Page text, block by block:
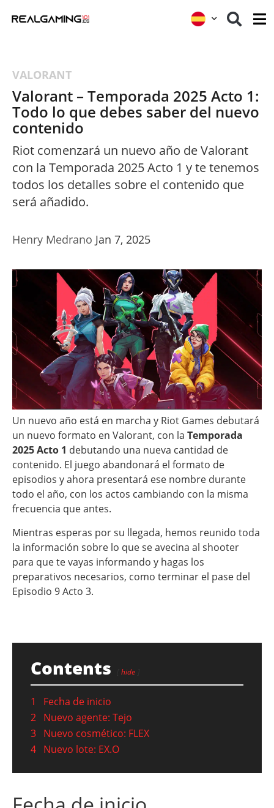
VALORANT
Valorant – Temporada 2025 Acto 1:
Todo lo que debes saber del nuevo
contenido
Riot comenzará un nuevo año de Valorant
con la Temporada 2025 Acto 1 y te tenemos
todos los detalles sobre el contenido que
será añadido.
Henry Medrano Jan 7, 2025
Un nuevo año está en marcha y Riot Games debutará
un nuevo formato en Valorant, con la Temporada
2025 Acto 1 debutando una nueva cantidad de
contenido. El juego abandonará el formato de
episodios y ahora presentará ese nombre durante
todo el año, con los actos cambiando con la misma
frecuencia que antes.
Mientras esperas por su llegada, hemos reunido toda
la información sobre lo que se avecina al shooter
para que te vayas informando y hagas los
preparativos necesarios, como terminar el pase del
Episodio 9 Acto 3.
Contents hide
1
Fecha de inicio
2 Nuevo agente: Tejo
3 Nuevo cosmético: FLEX
4 Nuevo lote: EX.O